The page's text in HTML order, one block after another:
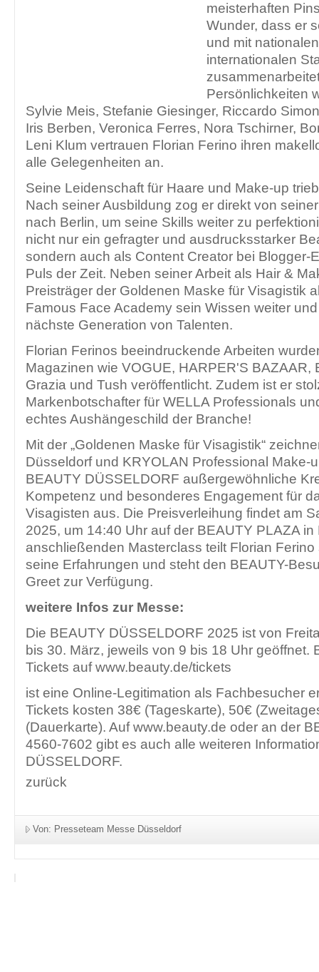
meisterhaften
Wunder, dass er
und mit
internationalen
Persönlichkeiten
Sylvie Meis, Stefanie Giesinger, Riccardo
Iris Berben, Veronica Ferres, Nora Tschirner,
Leni Klum vertrauen Florian Ferino ihren
alle Gelegenheiten an.
Seine Leidenschaft für Haare und Make-up
Nach seiner Ausbildung zog er direkt von
nach Berlin, um seine Skills weiter zu
nicht nur ein gefragter und ausdrucksstarker
sondern auch als Content Creator bei Blogger-
Puls der Zeit. Neben seiner Arbeit als Hair &
Preisträger der Goldenen Maske für Visagistik
Famous Face Academy sein Wissen weiter
nächste Generation von Talenten.
Florian Ferinos beeindruckende Arbeiten
Magazinen wie VOGUE, HARPER'S BAZAAR,
Grazia und Tush veröffentlicht. Zudem ist er
Markenbotschafter für WELLA Professionals
echtes Aushängeschild der Branche!
Mit der „Goldenen Maske für Visagistik“
Düsseldorf und KRYOLAN Professional Make-
BEAUTY DÜSSELDORF außergewöhnliche
Kompetenz und besonderes Engagement für
Visagisten aus. Die Preisverleihung findet am
2025, um 14:40 Uhr auf der BEAUTY PLAZA in
anschließenden Masterclass teilt Florian
seine Erfahrungen und steht den BEAUTY-
Greet zur Verfügung.
weitere Infos zur Messe:
Die BEAUTY DÜSSELDORF 2025 ist von
bis 30. März, jeweils von 9 bis 18 Uhr geöffnet.
Tickets aufwww.beauty.de/tickets
ist eine Online-Legitimation als Fachbesucher
Tickets kosten 38€ (Tageskarte), 50€
(Dauerkarte). Aufwww.beauty.de oder an der
4560-7602 gibt es auch alle weiteren
DÜSSELDORF.
zurück
Von: Presseteam Messe Düsseldorf